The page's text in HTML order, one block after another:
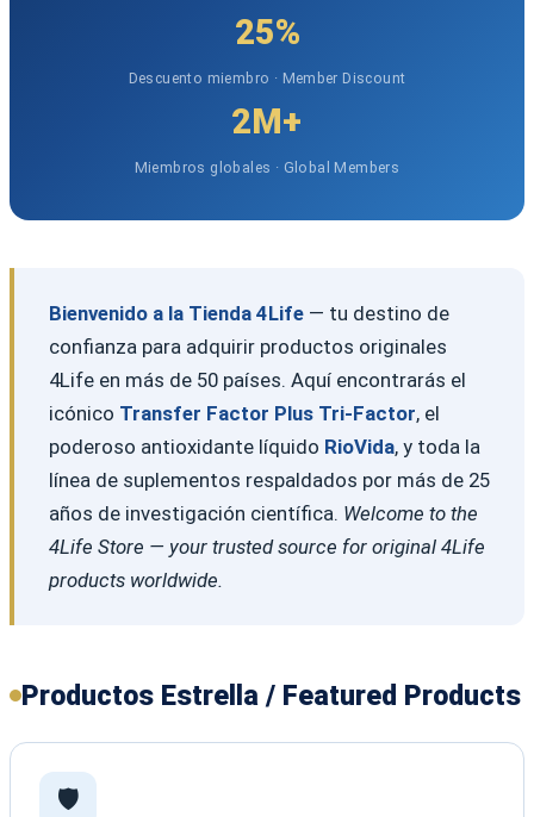
25%
Descuento miembro · Member Discount
2M+
Miembros globales · Global Members
Bienvenido a la Tienda 4Life— tu destino de
confianza para adquirir productos originales
4Life en más de 50 países. Aquí encontrarás el
icónico Transfer Factor Plus Tri-Factor, el
poderoso antioxidante líquido RioVida, y toda la
línea de suplementos respaldados por más de 25
años de investigación científica. Welcome to the
4Life Store — your trusted source for original 4Life
products worldwide.
Productos Estrella / Featured Products
🛡️